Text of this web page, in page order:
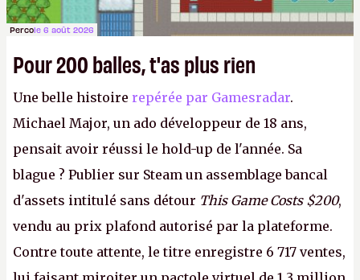
Percole 6 août 2026
Pour 200 balles, t'as plus rien
Une belle histoire repérée par Gamesradar.
Michael Major, un ado développeur de 18 ans,
pensait avoir réussi le hold-up de l'année. Sa
blague ? Publier sur Steam un assemblage bancal
d'assets intitulé sans détour This Game Costs $200,
vendu au prix plafond autorisé par la plateforme.
Contre toute attente, le titre enregistre 6 717 ventes,